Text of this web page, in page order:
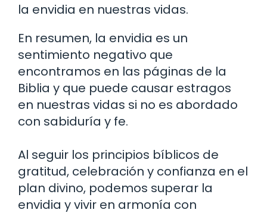
la envidia en nuestras vidas.
En resumen, la envidia es un
sentimiento negativo que
encontramos en las páginas de la
Biblia y que puede causar estragos
en nuestras vidas si no es abordado
con sabiduría y fe.
Al seguir los principios bíblicos de
gratitud, celebración y confianza en el
plan divino, podemos superar la
envidia y vivir en armonía con